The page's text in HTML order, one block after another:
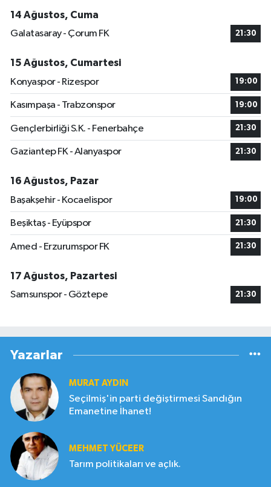
14 Ağustos, Cuma
Galatasaray - Çorum FK
21:30
15 Ağustos, Cumartesi
Konyaspor - Rizespor
19:00
Kasımpaşa - Trabzonspor 19:00
Gençlerbirliği S.K. - Fenerbahçe 21:30
Gaziantep FK - Alanyaspor 21:30
16 Ağustos, Pazar
Başakşehir - Kocaelispor
19:00
Beşiktaş - Eyüpspor 21:30
Amed - Erzurumspor FK 21:30
17 Ağustos, Pazartesi
Samsunspor - Göztepe
21:30
Yazarlar
MURAT AYDIN
Seçilmiş'in parti değiştirmesi Sandığın
Emanetine İhanet!
MEHMET YÜCEER
Tarım politikaları ve açlık.